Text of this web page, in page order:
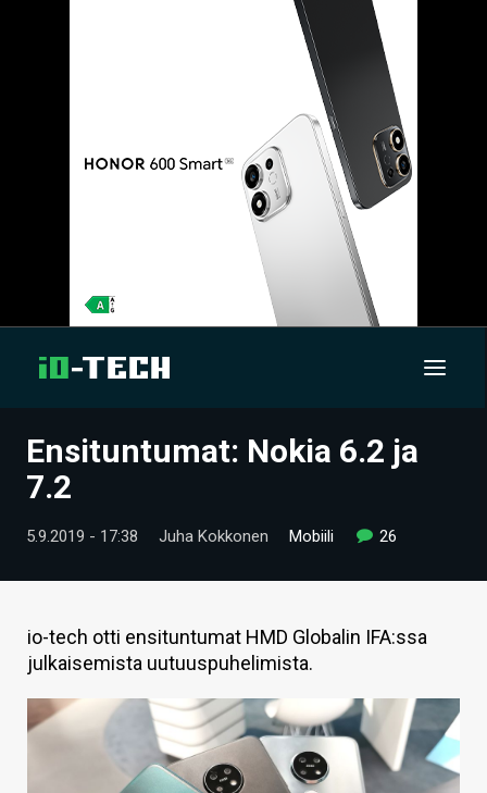
UUTISET
TIETOA
HINTA.FI
KAUPPA
Ensituntumat: Nokia 6.2 ja
7.2
5.9.2019 - 17:38 Juha Kokkonen Mobiili 26
io-tech otti ensituntumat HMD Globalin IFA:ssa
julkaisemista uutuuspuhelimista.